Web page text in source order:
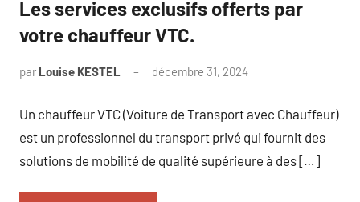
Les services exclusifs offerts par
votre chauffeur VTC.
par Louise KESTEL décembre 31, 2024
Un chauffeur VTC (Voiture de Transport avec Chauffeur)
est un professionnel du transport privé qui fournit des
solutions de mobilité de qualité supérieure à des […]